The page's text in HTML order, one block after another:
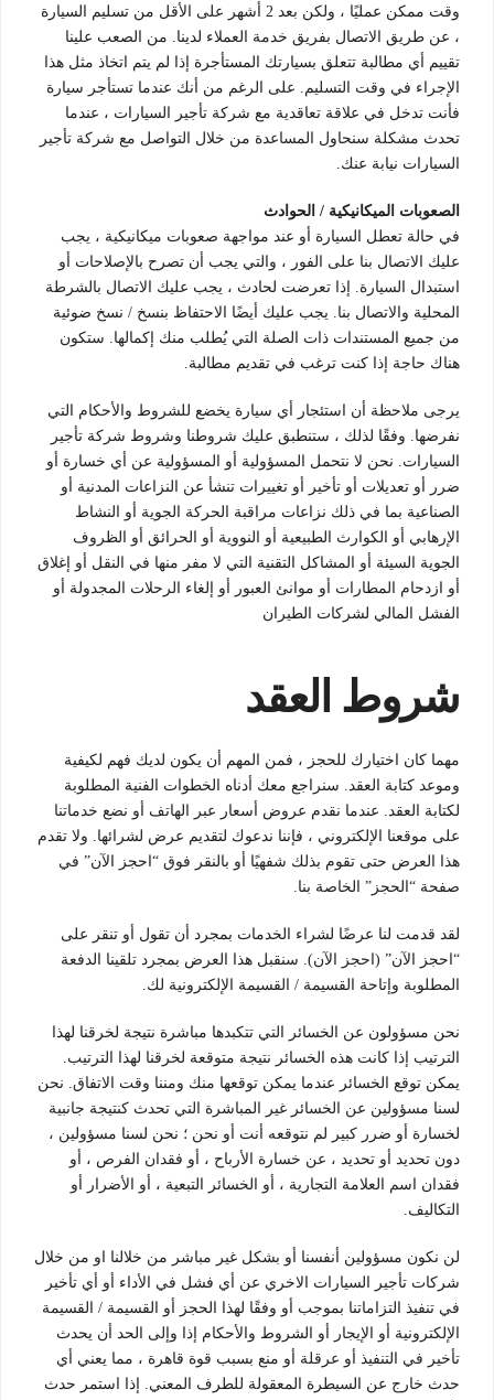
وقت ممكن عمليًا ، ولكن بعد 2 أشهر على الأقل من تسليم السيارة
، عن طريق الاتصال بفريق خدمة العملاء لدينا. من الصعب علينا
تقييم أي مطالبة تتعلق بسيارتك المستأجرة إذا لم يتم اتخاذ مثل هذا
الإجراء في وقت التسليم. على الرغم من أنك عندما تستأجر سيارة
فأنت تدخل في علاقة تعاقدية مع شركة تأجير السيارات ، عندما
تحدث مشكلة سنحاول المساعدة من خلال التواصل مع شركة تأجير
السيارات نيابة عنك.
الصعوبات الميكانيكية / الحوادث
في حالة تعطل السيارة أو عند مواجهة صعوبات ميكانيكية ، يجب
عليك الاتصال بنا على الفور ، والتي يجب أن تصرح بالإصلاحات أو
استبدال السيارة. إذا تعرضت لحادث ، يجب عليك الاتصال بالشرطة
المحلية والاتصال بنا. يجب عليك أيضًا الاحتفاظ بنسخ / نسخ ضوئية
من جميع المستندات ذات الصلة التي يُطلب منك إكمالها. ستكون
هناك حاجة إذا كنت ترغب في تقديم مطالبة.
يرجى ملاحظة أن استئجار أي سيارة يخضع للشروط والأحكام التي
نفرضها. وفقًا لذلك ، ستنطبق عليك شروطنا وشروط شركة تأجير
السيارات. نحن لا نتحمل المسؤولية أو المسؤولية عن أي خسارة أو
ضرر أو تعديلات أو تأخير أو تغييرات تنشأ عن النزاعات المدنية أو
الصناعية بما في ذلك نزاعات مراقبة الحركة الجوية أو النشاط
الإرهابي أو الكوارث الطبيعية أو النووية أو الحرائق أو الظروف
الجوية السيئة أو المشاكل التقنية التي لا مفر منها في النقل أو إغلاق
أو ازدحام المطارات أو موانئ العبور أو إلغاء الرحلات المجدولة أو
الفشل المالي لشركات الطيران
شروط العقد
مهما كان اختيارك للحجز ، فمن المهم أن يكون لديك فهم لكيفية
وموعد كتابة العقد. سنراجع معك أدناه الخطوات الفنية المطلوبة
لكتابة العقد. عندما نقدم عروض أسعار عبر الهاتف أو نضع خدماتنا
على موقعنا الإلكتروني ، فإننا ندعوك لتقديم عرض لشرائها. ولا تقدم
هذا العرض حتى تقوم بذلك شفهيًا أو بالنقر فوق “احجز الآن” في
صفحة “الحجز” الخاصة بنا.
لقد قدمت لنا عرضًا لشراء الخدمات بمجرد أن تقول أو تنقر على
“احجز الآن” (احجز الآن). سنقبل هذا العرض بمجرد تلقينا الدفعة
المطلوبة وإتاحة القسيمة / القسيمة الإلكترونية لك.
نحن مسؤولون عن الخسائر التي تتكبدها مباشرة نتيجة لخرقنا لهذا
الترتيب إذا كانت هذه الخسائر نتيجة متوقعة لخرقنا لهذا الترتيب.
يمكن توقع الخسائر عندما يمكن توقعها منك ومننا وقت الاتفاق. نحن
لسنا مسؤولين عن الخسائر غير المباشرة التي تحدث كنتيجة جانبية
لخسارة أو ضرر كبير لم نتوقعه أنت أو نحن ؛ نحن لسنا مسؤولين ،
دون تحديد أو تحديد ، عن خسارة الأرباح ، أو فقدان الفرص ، أو
فقدان اسم العلامة التجارية ، أو الخسائر التبعية ، أو الأضرار أو
التكاليف.
لن نكون مسؤولين أنفسنا أو بشكل غير مباشر من خلالنا او من خلال
شركات تأجير السيارات الاخري عن أي فشل في الأداء أو أي تأخير
في تنفيذ التزاماتنا بموجب أو وفقًا لهذا الحجز أو القسيمة / القسيمة
الإلكترونية أو الإيجار أو الشروط والأحكام إذا وإلى الحد أن يحدث
تأخير في التنفيذ أو عرقلة أو منع بسبب قوة قاهرة ، مما يعني أي
حدث خارج عن السيطرة المعقولة للطرف المعني. إذا استمر حدث